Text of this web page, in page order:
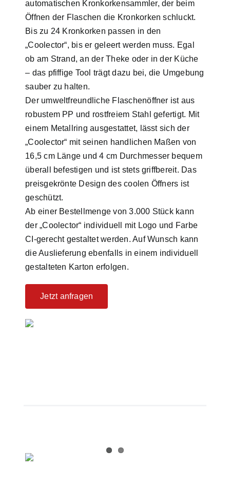
automatischen Kronkorkensammler, der beim
Öffnen der Flaschen die Kronkorken schluckt.
Bis zu 24 Kronkorken passen in den
„Coolector“, bis er geleert werden muss. Egal
ob am Strand, an der Theke oder in der Küche
– das pfiffige Tool trägt dazu bei, die Umgebung
sauber zu halten.
Der umweltfreundliche Flaschenöffner ist aus
robustem PP und rostfreiem Stahl gefertigt. Mit
einem Metallring ausgestattet, lässt sich der
„Coolector“ mit seinen handlichen Maßen von
16,5 cm Länge und 4 cm Durchmesser bequem
überall befestigen und ist stets griffbereit. Das
preisgekrönte Design des coolen Öffners ist
geschützt.
Ab einer Bestellmenge von 3.000 Stück kann
der „Coolector“ individuell mit Logo und Farbe
CI-gerecht gestaltet werden. Auf Wunsch kann
die Auslieferung ebenfalls in einem individuell
gestalteten Karton erfolgen.
Jetzt anfragen